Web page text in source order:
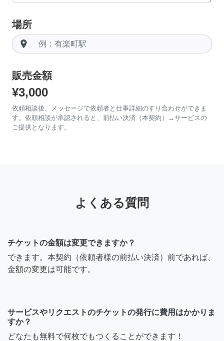
場所
room
販売金額
¥3,000
依頼相談後、メッセージで依頼者と仕事詳細のすり合わせができま
す。依頼相談が承認されると、前払い決済（本契約）→サービスの
ご提供となります。
よくある質問
チケットの金額は変更できますか？
できます。本契約（依頼者様の前払い決済）前であれば、
金額の変更は可能です。
サービスやリクエストのチケットの発行に費用はかかりま
すか？
どなたも無料で何枚でもつくることができます！